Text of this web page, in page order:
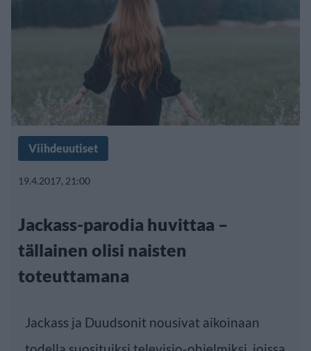
Viihdeuutiset
19.4.2017, 21:00
Jackass-parodia huvittaa –
tällainen olisi naisten
toteuttamana
Jackass ja Duudsonit nousivat aikoinaan